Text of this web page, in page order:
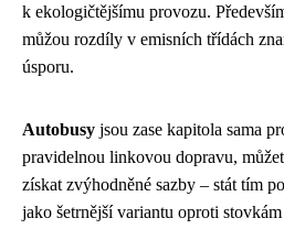
k ekologičtějšímu provozu.
můžou rozdíly v emisních třídách
úsporu.
Autobusy jsou zase kapitola sama
pravidelnou linkovou dopravu,
získat zvýhodněné sazby – stát tím
jako šetrnější variantu oproti